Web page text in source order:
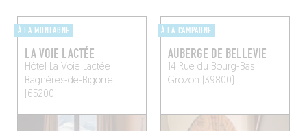
À LA MONTAGNE
LA VOIE LACTÉE
Hôtel La Voie Lactée
Bagnères-de-Bigorre
(65200)
À LA CAMPAGNE
AUBERGE DE BELLEVIE
14 Rue du Bourg-Bas
Grozon (39800)